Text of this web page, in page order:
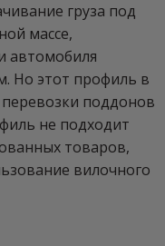
груза под
массе,
автомобиля
Но этот профиль в
поддонов
не подходит
товаров,
вилочного